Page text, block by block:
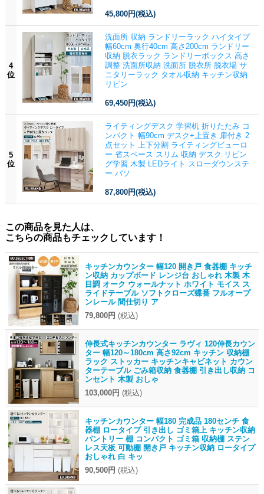
45,800円(税込)
4
位
洗面所 収納 ランドリーラック ハイタイプ
幅60cm 奥行40cm 高さ200cm ランドリー
収納 脱衣ラック ランドリーボックス 高さ
調整 洗面所収納 洗面所 脱衣所 脱衣場 サ
ニタリーラック タオル収納 キッチン収納
リビン
69,450円(税込)
5
位
ライティングデスク 学習机 折りたたみ コ
ンパクト 幅90cm デスク+上置き 扉付き 2
点セット 上下分割 ライティングビューロ
ー 省スペース スリム 収納 デスク リビン
グ学習 木製 LEDライト スローダウンステ
ー パソ
87,800円(税込)
この商品を見た人は、
こちらの商品もチェックしています！
キッチンカウンター 幅120 開き戸 食器棚 キッチ
ン収納 カップボード レンジ台 おしゃれ 木製 木
目調 オーク ウォールナット ホワイト モイス ス
ライドテーブル ソフトクローズ蝶番 フルオープ
ンレール 間仕切り ア
79,800円 (税込)
伸長式キッチンカウンター ラヴィ 120伸長カウン
ター 幅120～180cm 高さ92cm キッチン 収納棚
ラック ストッカー キッチンキャビネット カウン
ターテーブル ごみ箱収納 食器棚 引き出し収納 コ
ンセント 木製 おしゃ
103,000円 (税込)
キッチンカウンター 幅180 完成品 180センチ 食
器棚 ロータイプ 引き出し ゴミ箱上 キッチン収納
パントリー 棚 コンパクト ゴミ箱 収納棚 ステン
レス天板 可動棚 開き戸 キッチン収納 ロータイプ
おしゃれ 白 キッ
90,500円 (税込)